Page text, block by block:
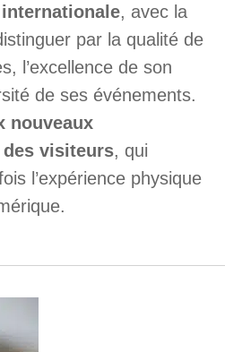
, avec la
par la qualité de
l’excellence de son
de ses événements.
nouveaux
visiteurs, qui
l’expérience physique